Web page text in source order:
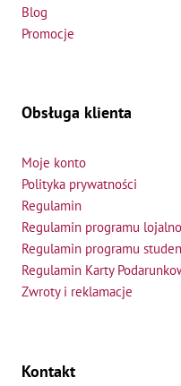
Blog
Promocje
Obsługa klienta
Moje konto
Polityka prywatności
Regulamin
Regulamin programu
Regulamin programu
Regulamin Karty
Zwroty i reklamacje
Kontakt